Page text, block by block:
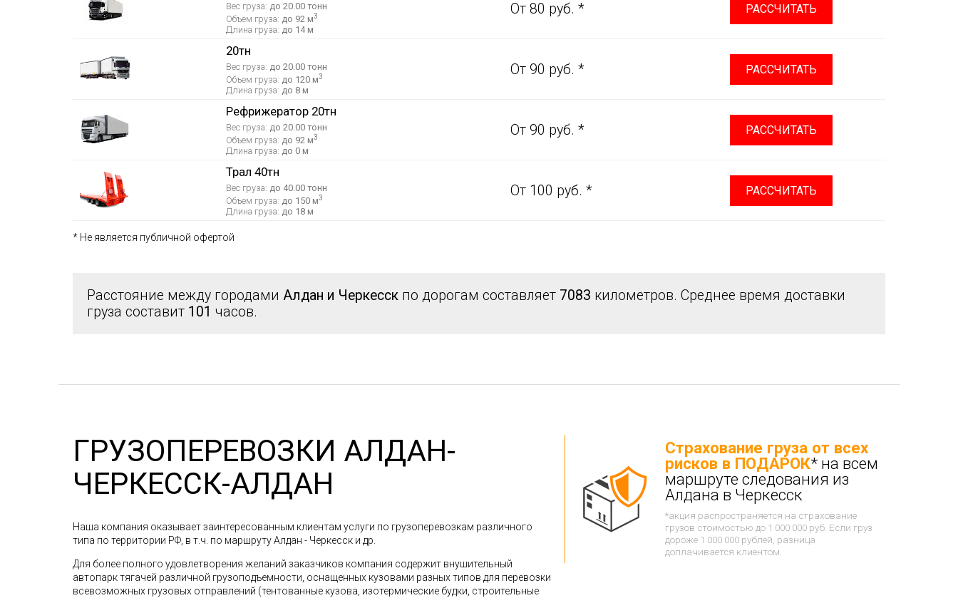
Вес груза: до 20.00 тонн
Объем груза: до 92 м3
Длина груза: до 14 м
От 80 руб. * РАССЧИТАТЬ
20тн
Вес груза: до 20.00 тонн
Объем груза: до 120 м3
Длина груза: до 8 м
От 90 руб. * РАССЧИТАТЬ
Рефрижератор 20тн
Вес груза: до 20.00 тонн
Объем груза: до 92 м3
Длина груза: до 0 м
От 90 руб. * РАССЧИТАТЬ
Трал 40тн
Вес груза: до 40.00 тонн
Объем груза: до 150 м3
Длина груза: до 18 м
От 100 руб. * РАССЧИТАТЬ
* Не является публичной офертой
Расстояние между городами Алдан и Черкесск по дорогам составляет 7083 километров. Среднее время доставки
груза составит 101 часов.
ГРУЗОПЕРЕВОЗКИ АЛДАН-
ЧЕРКЕССК-АЛДАН
Наша компания оказывает заинтересованным клиентам услуги по грузоперевозкам различного
типа по территории РФ, в т.ч. по маршруту Алдан - Черкесск и др.
Для более полного удовлетворения желаний заказчиков компания содержит внушительный
автопарк тягачей различной грузоподъемности, оснащенных кузовами разных типов для перевозки
всевозможных грузовых отправлений (тентованные кузова, изотермические будки, строительные
Страхование груза от всех
рисков в ПОДАРОК* на всем
маршруте следования из
Алдана в Черкесск
*акция распространяется на страхование
грузов стоимостью до 1 000 000 руб. Если груз
дороже 1 000 000 рублей, разница
доплачивается клиентом.